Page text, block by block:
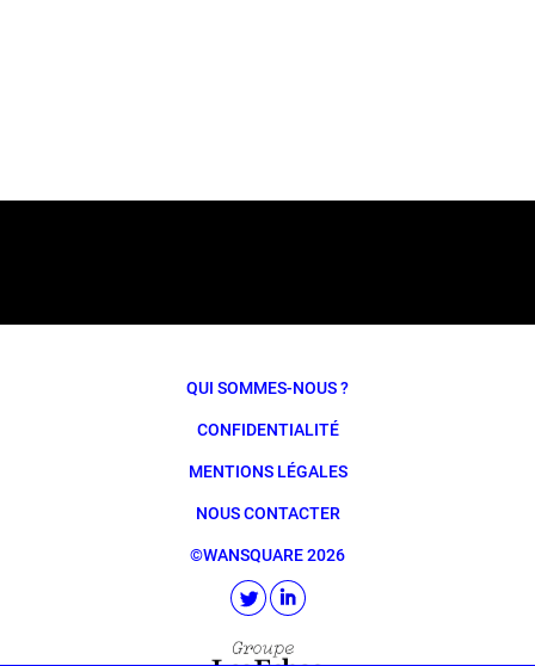
QUI SOMMES-NOUS ?
CONFIDENTIALITÉ
MENTIONS LÉGALES
NOUS CONTACTER
©WANSQUARE 2026